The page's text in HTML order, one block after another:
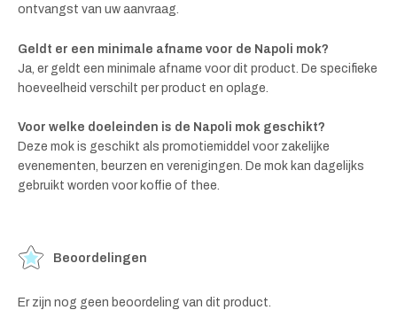
ontvangst van uw aanvraag.
Geldt er een minimale afname voor de Napoli mok?
Ja, er geldt een minimale afname voor dit product. De specifieke
hoeveelheid verschilt per product en oplage.
Voor welke doeleinden is de Napoli mok geschikt?
Deze mok is geschikt als promotiemiddel voor zakelijke
evenementen, beurzen en verenigingen. De mok kan dagelijks
gebruikt worden voor koffie of thee.
Beoordelingen
Er zijn nog geen beoordeling van dit product.